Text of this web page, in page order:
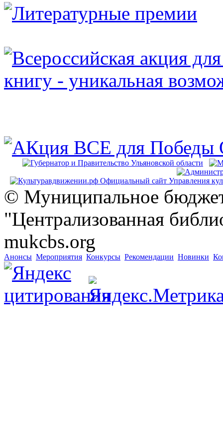
© Муниципальное
"Централизованная
mukcbs.org
Анонсы Мероприятия Конкурсы Рекомендации Новинки